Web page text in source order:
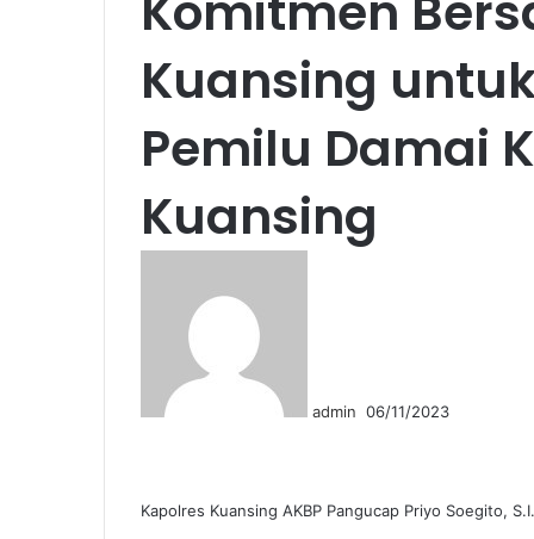
Kuansing
Pemilu Damai
Kuansing
admin 06/11/2023
Kapolres Kuansing AKBP Pangucap Priyo Soegito,